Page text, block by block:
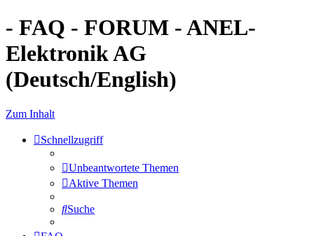
- FAQ - FORUM - ANEL-
Elektronik AG
(Deutsch/English)
Zum Inhalt
Schnellzugriff
Unbeantwortete Themen
Aktive Themen
Suche